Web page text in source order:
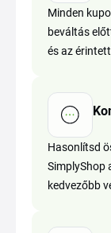
Minden
beváltás
és az
Hasonlítsd
SimplyShop
kedvezőbb